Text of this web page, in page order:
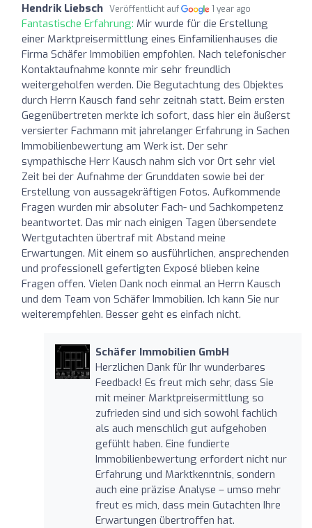
Hendrik Liebsch Veröffentlicht auf 1 year ago
Fantastische Erfahrung: Mir wurde für die Erstellung
einer Marktpreisermittlung eines Einfamilienhauses die
Firma Schäfer Immobilien empfohlen. Nach telefonischer
Kontaktaufnahme konnte mir sehr freundlich
weitergeholfen werden. Die Begutachtung des Objektes
durch Herrn Kausch fand sehr zeitnah statt. Beim ersten
Gegenübertreten merkte ich sofort, dass hier ein äußerst
versierter Fachmann mit jahrelanger Erfahrung in Sachen
Immobilienbewertung am Werk ist. Der sehr
sympathische Herr Kausch nahm sich vor Ort sehr viel
Zeit bei der Aufnahme der Grunddaten sowie bei der
Erstellung von aussagekräftigen Fotos. Aufkommende
Fragen wurden mir absoluter Fach- und Sachkompetenz
beantwortet. Das mir nach einigen Tagen übersendete
Wertgutachten übertraf mit Abstand meine
Erwartungen. Mit einem so ausführlichen, ansprechenden
und professionell gefertigten Exposé blieben keine
Fragen offen. Vielen Dank noch einmal an Herrn Kausch
und dem Team von Schäfer Immobilien. Ich kann Sie nur
weiterempfehlen. Besser geht es einfach nicht.
Schäfer Immobilien GmbH
Herzlichen Dank für Ihr wunderbares
Feedback! Es freut mich sehr, dass Sie
mit meiner Marktpreisermittlung so
zufrieden sind und sich sowohl fachlich
als auch menschlich gut aufgehoben
gefühlt haben. Eine fundierte
Immobilienbewertung erfordert nicht nur
Erfahrung und Marktkenntnis, sondern
auch eine präzise Analyse – umso mehr
freut es mich, dass mein Gutachten Ihre
Erwartungen übertroffen hat.